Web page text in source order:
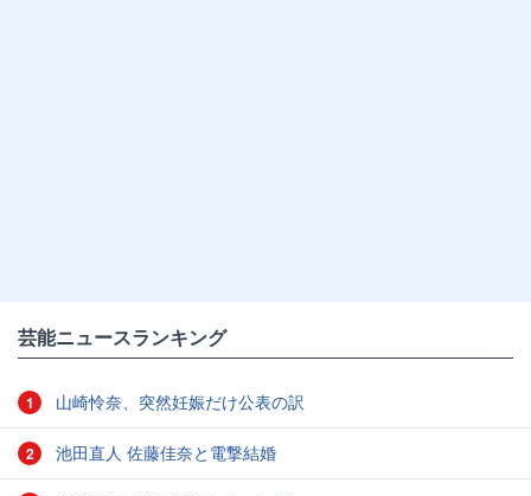
芸能ニュースランキング
1 山崎怜奈、突然妊娠だけ公表の訳
2 池田直人 佐藤佳奈と電撃結婚